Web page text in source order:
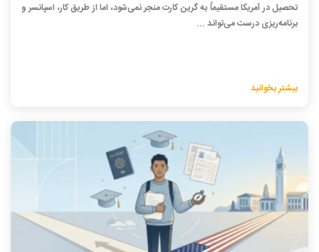
تحصیل در آمریکا مستقیماً به گرین کارت منجر نمی‌شود، اما از طریق کار، اسپانسر و
برنامه‌ریزی درست می‌تواند ...
بیشتر بخوانید